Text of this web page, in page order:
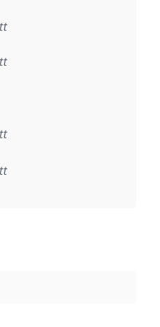
implementeringsregel eller